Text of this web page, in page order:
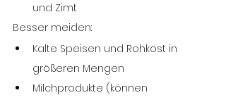
und Zimt
Besser meiden:
Kalte Speisen und Rohkost in
größeren Mengen
Milchprodukte (können